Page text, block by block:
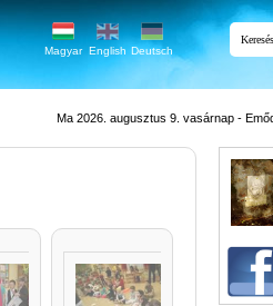
Magyar English Deutsch
Ma 2026. augusztus 9. vasárnap -